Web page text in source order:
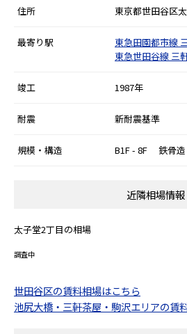
住所 東京都世田谷区
最寄り駅 東急田園都市線
東急世田谷線三
竣工 1987年
耐震 新耐震基準
規模・構造 B1F - 8F 鉄骨造
近隣相場情報
太子堂2丁目の相場
調査中
世田谷区の賃料相場はこちら
池尻大橋・三軒茶屋・駒沢エリアの賃